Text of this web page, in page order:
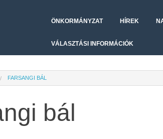
ÖNKORMÁNYZAT HÍREK
VÁLASZTÁSI INFORMÁCIÓK
FARSANGI BÁL
bál